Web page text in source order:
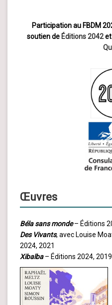
Participation au FBDM
soutien de Éditions 2042et
Œuvres
Béla sans monde– Éditions
Des Vivants, avec Louise
2024, 2021
Xibalba– Éditions 2024, 2019